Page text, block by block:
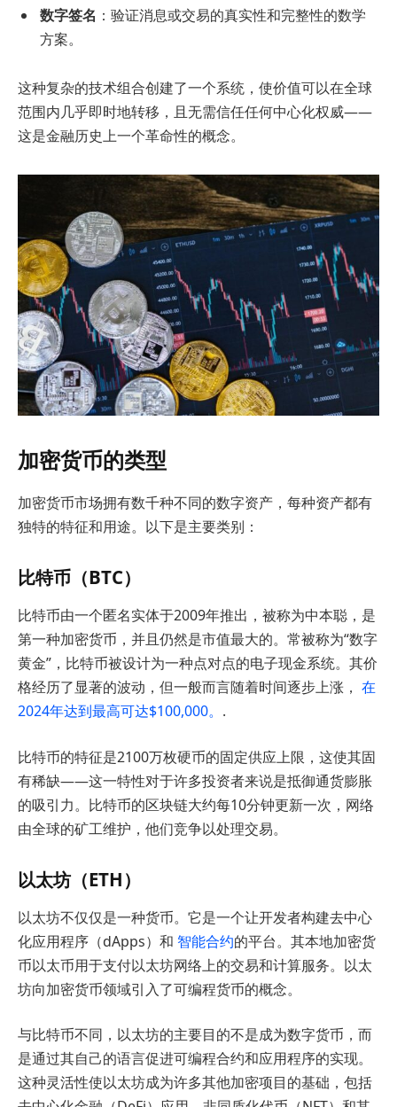
数字签名 ：验证消息或交易的真实性和完整性的数学
方案。
这种复杂的技术组合创建了一个系统，使价值可以在全球
范围内几乎即时地转移，且无需信任任何中心化权威——
这是金融历史上一个革命性的概念。
加密货币的类型
加密货币市场拥有数千种不同的数字资产，每种资产都有
独特的特征和用途。以下是主要类别：
比特币（BTC）
比特币由一个匿名实体于2009年推出，被称为中本聪，是
第一种加密货币，并且仍然是市值最大的。常被称为“数字
黄金”，比特币被设计为一种点对点的电子现金系统。其价
格经历了显著的波动，但一般而言随着时间逐步上涨， 在
2024年达到最高可达$100,000。 .
比特币的特征是2100万枚硬币的固定供应上限，这使其固
有稀缺——这一特性对于许多投资者来说是抵御通货膨胀
的吸引力。比特币的区块链大约每10分钟更新一次，网络
由全球的矿工维护，他们竞争以处理交易。
以太坊（ETH）
以太坊不仅仅是一种货币。它是一个让开发者构建去中心
化应用程序（dApps）和 智能合约的平台。其本地加密货
币以太币用于支付以太坊网络上的交易和计算服务。以太
坊向加密货币领域引入了可编程货币的概念。
与比特币不同，以太坊的主要目的不是成为数字货币，而
是通过其自己的语言促进可编程合约和应用程序的实现。
这种灵活性使以太坊成为许多其他加密项目的基础，包括